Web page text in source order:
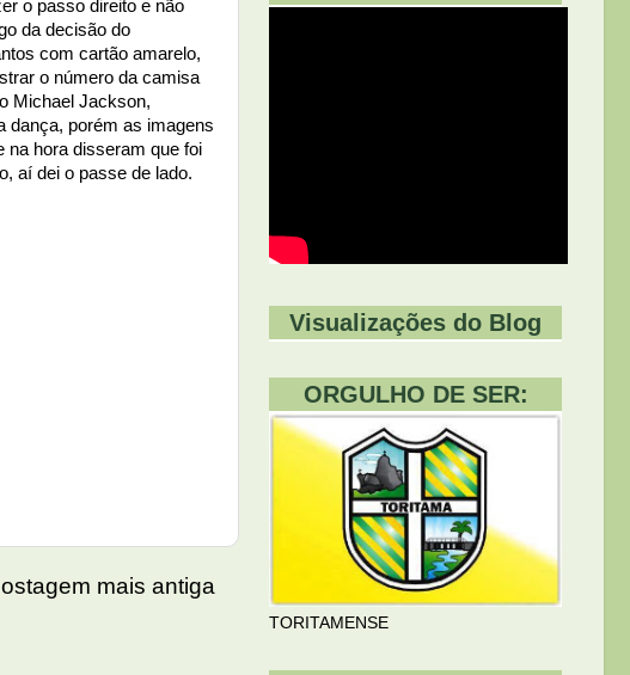
o passo direito e não
da decisão do
com cartão amarelo,
o número da camisa
Michael Jackson,
dança, porém as imagens
na hora disseram que foi
aí dei o passe de lado.
mais antiga
Visualizações do Blog
ORGULHO DE SER:
TORITAMENSE